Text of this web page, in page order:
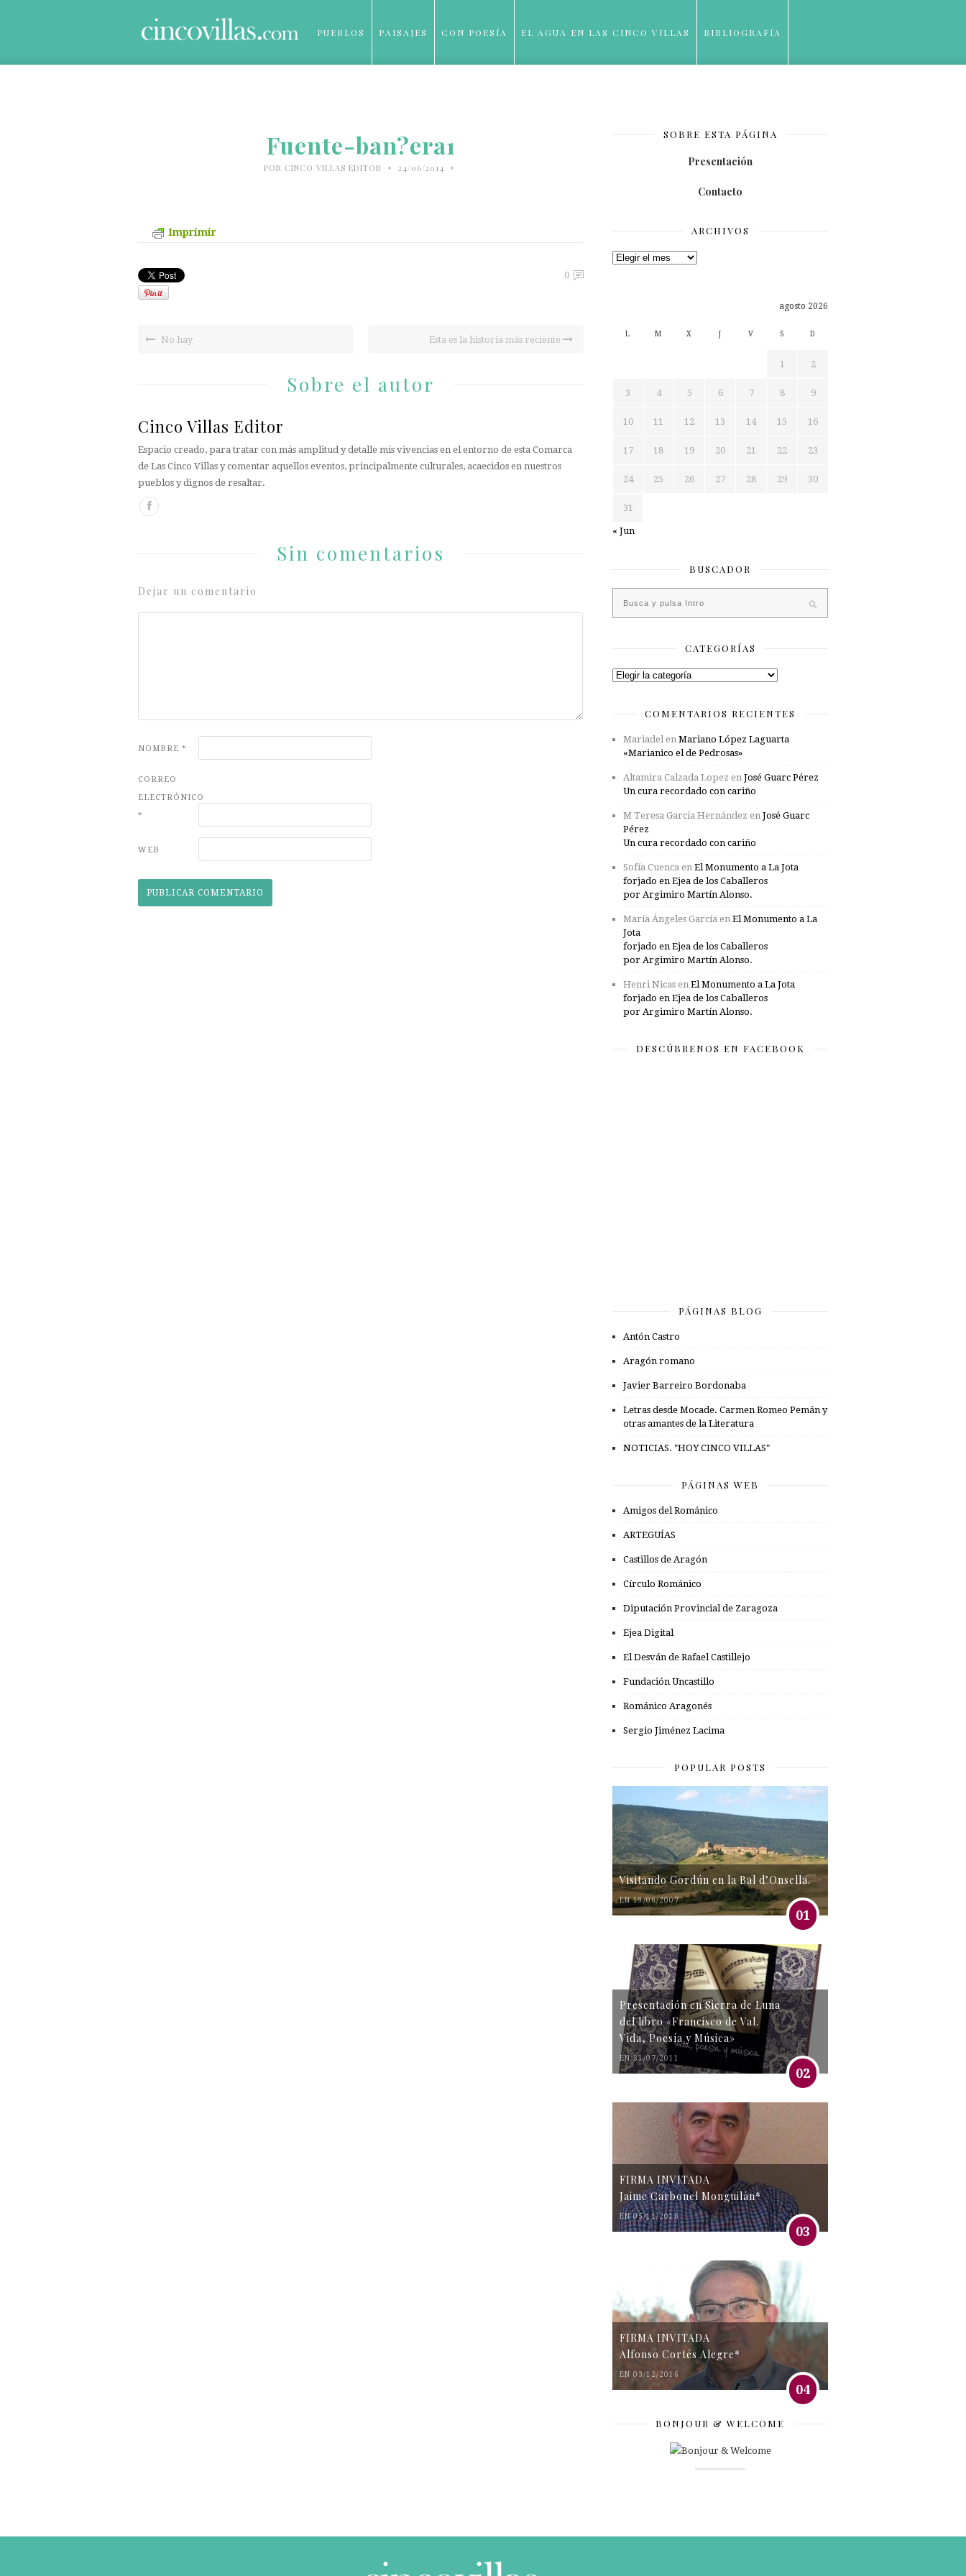
PUEBLOS PAISAJES CON POESÍA EL AGUA EN LAS CINCO VILLAS BIBLIOGRAFÍA
Fuente-ban?era1
POR CINCO VILLAS EDITOR • 24/06/2014 •
Imprimir
0
No hay Esta es la historia más reciente
Sobre el autor
Cinco Villas Editor
Espacio creado, para tratar con más amplitud y detalle mis vivencias en el entorno de esta Comarca
de Las Cinco Villas y comentar aquellos eventos, principalmente culturales, acaecidos en nuestros
pueblos y dignos de resaltar.
Sin comentarios
Dejar un comentario
NOMBRE *
CORREO
ELECTRÓNICO
*
WEB
SOBRE ESTA PÁGINA
Presentación
Contacto
ARCHIVOS
Archivos
agosto 2026
L M X J V S D
1 2
3 4 5 6 7 8 9
10 11 12 13 14 15 16
17 18 19 20 21 22 23
24 25 26 27 28 29 30
31
« Jun
BUSCADOR
CATEGORÍAS
Categorías
COMENTARIOS RECIENTES
Mariadelen Mariano López Laguarta
«Marianico el de Pedrosas»
Altamira Calzada Lopez en José Guarc Pérez
Un cura recordado con cariño
M Teresa García Hernández en José Guarc
Pérez
Un cura recordado con cariño
Sofía Cuenca en El Monumento a La Jota
forjado en Ejea de los Caballeros
por Argimiro Martín Alonso.
María Ángeles García en El Monumento a La
Jota
forjado en Ejea de los Caballeros
por Argimiro Martín Alonso.
Henri Nicas en El Monumento a La Jota
forjado en Ejea de los Caballeros
por Argimiro Martín Alonso.
DESCÚBRENOS EN FACEBOOK
PÁGINAS BLOG
Antón Castro
Aragón romano
Javier Barreiro Bordonaba
Letras desde Mocade. Carmen Romeo Pemán y
otras amantes de la Literatura
NOTICIAS. "HOY CINCO VILLAS"
PÁGINAS WEB
Amigos del Románico
ARTEGUÍAS
Castillos de Aragón
Círculo Románico
Diputación Provincial de Zaragoza
Ejea Digital
El Desván de Rafael Castillejo
Fundación Uncastillo
Románico Aragonés
Sergio Jiménez Lacima
POPULAR POSTS
Visitando Gordún en la Bal d’Onsella.
EN 19/06/2007
01
Presentación en Sierra de Luna
del libro «Francisco de Val.
Vida, Poesía y Música»
EN 31/07/2011
02
FIRMA INVITADA
Jaime Carbonel Monguilán*
EN 05/11/2016
03
FIRMA INVITADA
Alfonso Cortés Alegre*
EN 03/12/2016
04
BONJOUR & WELCOME